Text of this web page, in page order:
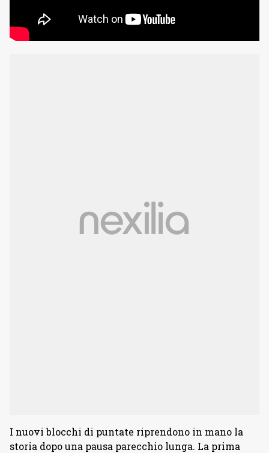
I nuovi blocchi di puntate riprendono in mano la
storia dopo una pausa parecchio lunga. La prima